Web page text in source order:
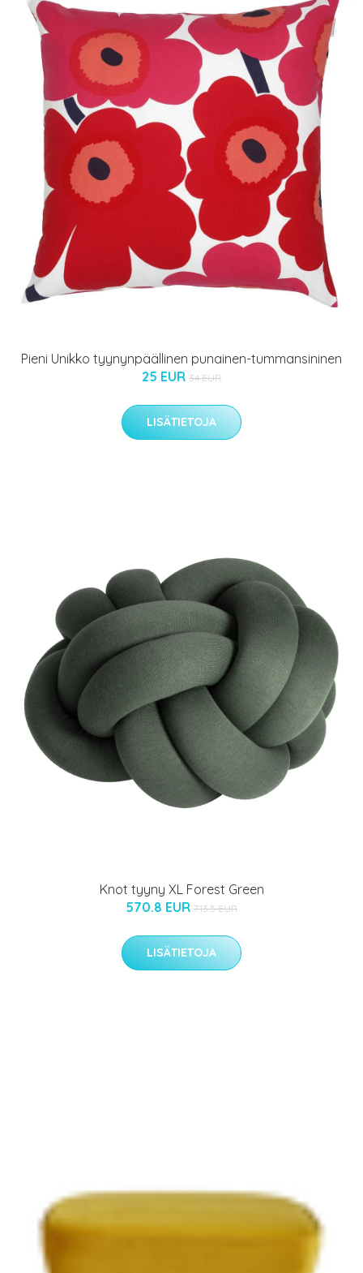
Pieni Unikko tyynynpäällinen punainen-tummansininen
25 EUR 34 EUR
LISÄTIETOJA
Knot tyyny XL Forest Green
570.8 EUR 713.5 EUR
LISÄTIETOJA